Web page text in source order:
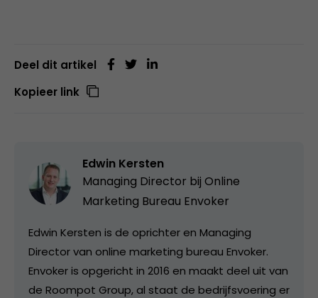
Deel dit artikel
Kopieer link
Edwin Kersten
Managing Director bij Online
Marketing Bureau Envoker
Edwin Kersten is de oprichter en Managing
Director van online marketing bureau Envoker.
Envoker is opgericht in 2016 en maakt deel uit van
de Roompot Group, al staat de bedrijfsvoering er